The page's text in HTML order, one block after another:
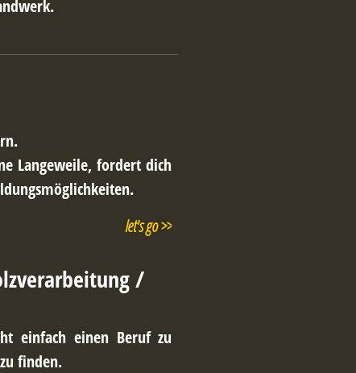
Langeweile, fordert dich
let's go >>
/
einfach einen Beruf zu
finden.